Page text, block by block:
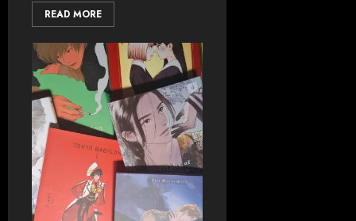
READ MORE